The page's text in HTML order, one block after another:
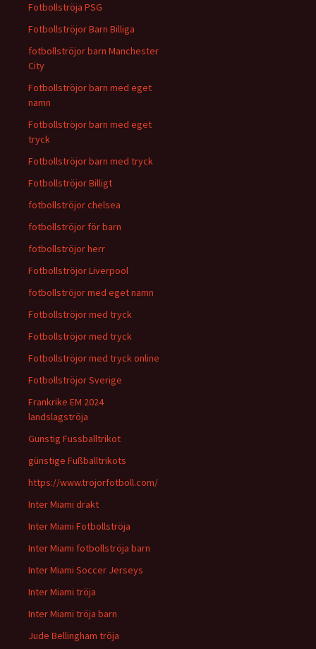
Fotbollströja PSG
Fotbollströjor Barn Billiga
fotbollströjor barn Manchester
City
Fotbollströjor barn med eget
namn
Fotbollströjor barn med eget
tryck
Fotbollströjor barn med tryck
Fotbollströjor Billigt
fotbollströjor chelsea
fotbollströjor för barn
fotbollströjor herr
Fotbollströjor Liverpool
fotbollströjor med eget namn
Fotbollströjor med tryck
Fotbollströjor med tryck
Fotbollströjor med tryck online
Fotbollströjor Sverige
Frankrike EM 2024
landslagströja
Gunstig Fussballtrikot
günstige Fußballtrikots
https://www.trojorfotboll.com/
Inter Miami drakt
Inter Miami Fotbollströja
Inter Miami fotbollströja barn
Inter Miami Soccer Jerseys
Inter Miami tröja
Inter Miami tröja barn
Jude Bellingham tröja